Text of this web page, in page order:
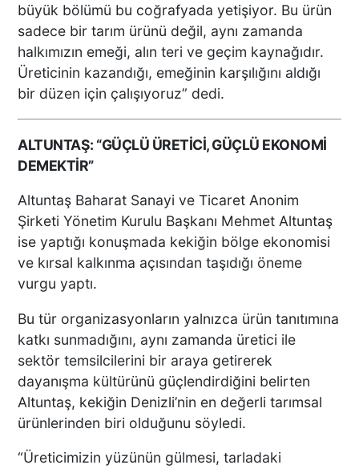
büyük bölümü bu coğrafyada yetişiyor. Bu ürün
sadece bir tarım ürünü değil, aynı zamanda
halkımızın emeği, alın teri ve geçim kaynağıdır.
Üreticinin kazandığı, emeğinin karşılığını aldığı
bir düzen için çalışıyoruz” dedi.
ALTUNTAŞ: “GÜÇLÜ ÜRETİCİ, GÜÇLÜ EKONOMİ
DEMEKTİR”
Altuntaş Baharat Sanayi ve Ticaret Anonim
Şirketi Yönetim Kurulu Başkanı Mehmet Altuntaş
ise yaptığı konuşmada kekiğin bölge ekonomisi
ve kırsal kalkınma açısından taşıdığı öneme
vurgu yaptı.
Bu tür organizasyonların yalnızca ürün tanıtımına
katkı sunmadığını, aynı zamanda üretici ile
sektör temsilcilerini bir araya getirerek
dayanışma kültürünü güçlendirdiğini belirten
Altuntaş, kekiğin Denizli’nin en değerli tarımsal
ürünlerinden biri olduğunu söyledi.
“Üreticimizin yüzünün gülmesi, tarladaki